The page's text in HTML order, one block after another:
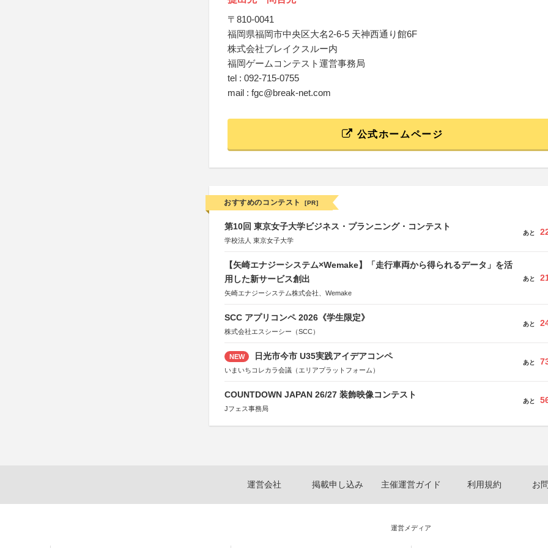
〒810-0041
福岡県福岡市中央区大名2-6-5 天神西通り館6F
株式会社ブレイクスルー内
福岡ゲームコンテスト運営事務局
tel : 092-715-0755
mail : fgc@break-net.com
公式ホームページ
おすすめのコンテスト [PR]
第10回 東京女子大学ビジネス・プランニング・コンテスト
学校法人 東京女子大学
あと
【矢崎エナジーシステム×Wemake】「走行車両から得られるデータ」を活
用した新サービス創出
矢崎エナジーシステム株式会社、Wemake
あと
SCC アプリコンペ 2026《学生限定》
株式会社エスシーシー（SCC）
あと
NEW 日光市今市 U35実践アイデアコンペ
いまいちコレカラ会議（エリアプラットフォーム）
あと
COUNTDOWN JAPAN 26/27 装飾映像コンテスト
Jフェス事務局
あと
運営会社 掲載申し込み 主催運営ガイド 利用規約 お
運営メディア